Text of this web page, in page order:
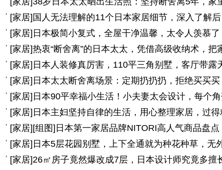
[家居] 国人无法理解的11个日本家居细节，深入了解
[家居] 日本极简小复式，全屋干净温馨，太令人羡慕
[家居]热衷“断舍离”的日本太太，凭借高级收纳术，把
[家居] 日本人装修真厉害，110平三角别墅，客厅带露
[家居] 日本太太断舍离场景：定期扔扔扔，拒绝买买
[家居] 日本90平幸福小生活！小夫妻太会设计，每个
[家居] 日本主妇坚持自律的生活，用心整理家居，过
[家居] [组图] 日本第一家居品牌NITORI高人气商品盘
[家居] 日本5层花园别墅，上下全通就为种花种草，无
[家居]26㎡房子竟然爆改成7层，日本设计师究竟多擅